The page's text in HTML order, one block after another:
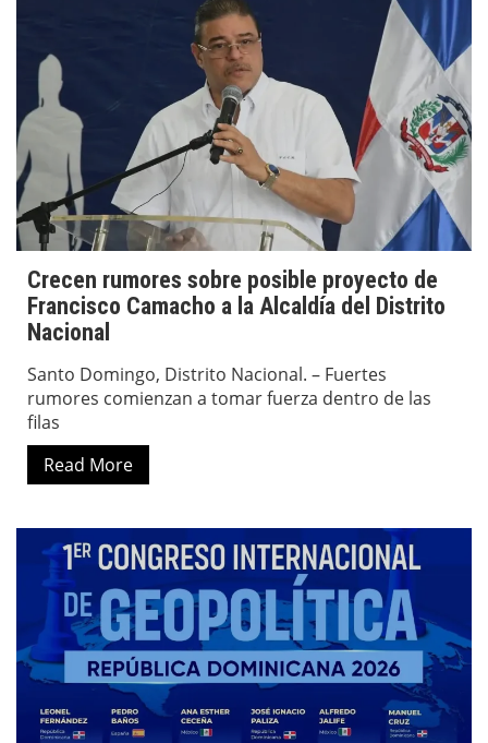
Crecen rumores sobre posible proyecto de
Francisco Camacho a la Alcaldía del Distrito
Nacional
Santo Domingo, Distrito Nacional. – Fuertes
rumores comienzan a tomar fuerza dentro de las
filas
Read More